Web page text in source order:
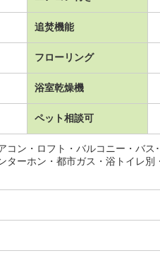
追焚機能
フローリング
浴室乾燥機
ペット相談可
コン・ロフト・バルコニー・バ
ターホン・都市ガス・浴トイレ